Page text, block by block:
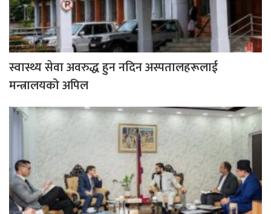
स्वास्थ्य सेवा अवरुद्ध हुन नदिन अस्पतालहरूलाई
मन्त्रालयको अपिल